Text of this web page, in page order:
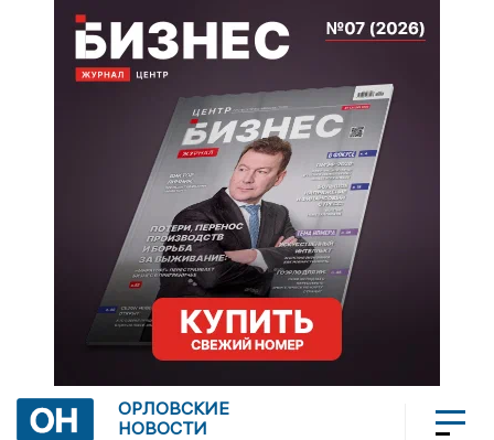
ОРЛОВСКИЕ
НОВОСТИ